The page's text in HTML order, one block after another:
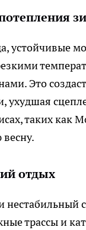
устойчивые
Это
ухудшая
таких как
отдых
нестабильный
трассы и